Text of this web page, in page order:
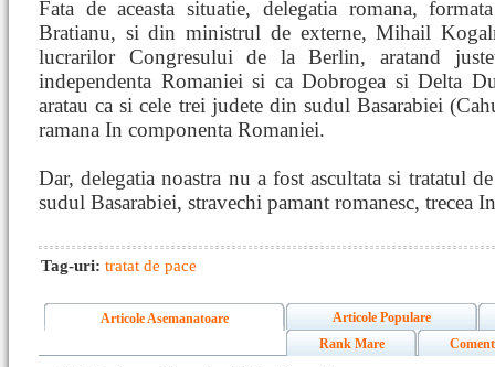
Fata de aceasta situatie, delegatia romana,
Bratianu, si din ministrul de externe, Mihail
lucrarilor Congresului de la Berlin, aratand
independenta Romaniei si ca Dobrogea si Delta
aratau ca si cele trei judete din sudul Basarabiei
ramana In componenta Romaniei.
Dar, delegatia noastra nu a fost ascultata si tratatul
sudul Basarabiei, stravechi pamant romanesc, trecea
Tag-uri: tratat de pace
Articole Asemanatoare
Articole Populare
Rank Mare